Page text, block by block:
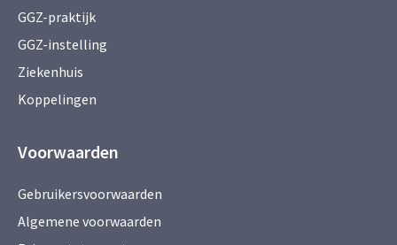
GGZ-praktijk
GGZ-instelling
Ziekenhuis
Koppelingen
Voorwaarden
Gebruikersvoorwaarden
Algemene voorwaarden